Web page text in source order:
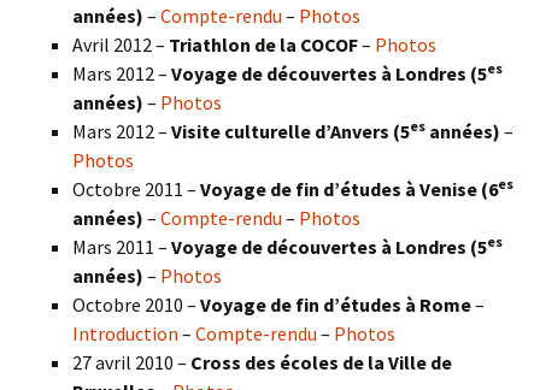
années) – Compte-rendu – Photos
Avril 2012 – Triathlon de la COCOF– Photos
Mars 2012 – Voyage de découvertes à Londres (5es
années) – Photos
Mars 2012 – Visite culturelle d’Anvers (5es années) –
Photos
Octobre 2011 – Voyage de fin d’études à Venise (6es
années) – Compte-rendu – Photos
Mars 2011 – Voyage de découvertes à Londres (5es
années) – Photos
Octobre 2010 – Voyage de fin d’études à Rome–
Introduction – Compte-rendu – Photos
27 avril 2010 – Cross des écoles de la Ville de